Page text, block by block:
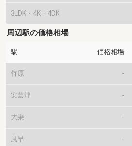
3LDK・4K・4DK
周辺駅の価格相場
駅 価格相場
竹原 -
安芸津 -
大乗 -
風早 -